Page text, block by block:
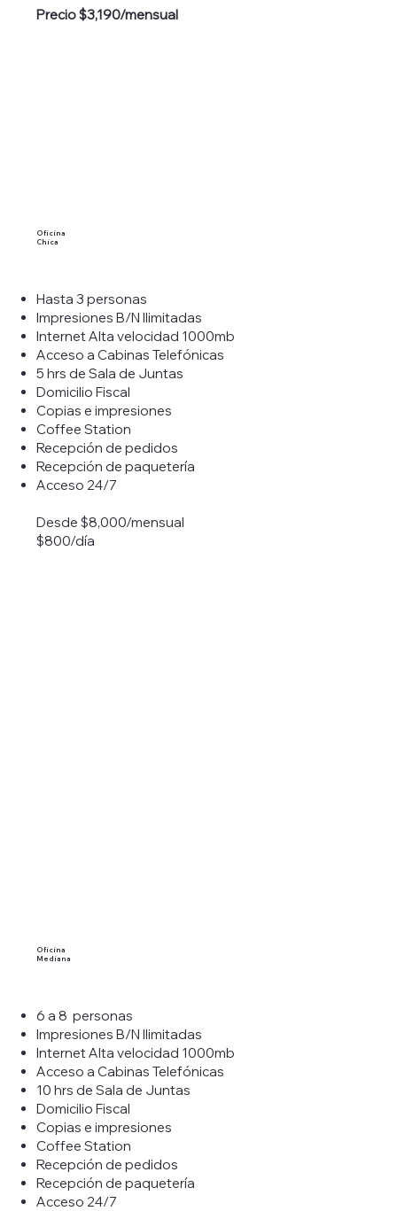
Precio $3,190/mensual
Oficina
Chica
Hasta 3 personas
Impresiones B/N Ilimitadas
Internet Alta velocidad 1000mb
Acceso a Cabinas Telefónicas
5 hrs de Sala de Juntas
Domicilio Fiscal
Copias e impresiones
Coffee Station
Recepción de pedidos
Recepción de paquetería
Acceso 24/7
Desde $8,000/mensual
$800/día
Oficina
Mediana
6 a 8 personas
Impresiones B/N Ilimitadas
Internet Alta velocidad 1000mb
Acceso a Cabinas Telefónicas
10 hrs de Sala de Juntas
Domicilio Fiscal
Copias e impresiones
Coffee Station
Recepción de pedidos
Recepción de paquetería
Acceso 24/7